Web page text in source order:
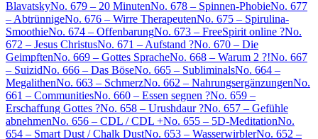
BlavatskyNo. 679 – 20 MinutenNo. 678 – Spinnen-PhobieNo. 677
– AbtrünnigeNo. 676 – Wirre TherapeutenNo. 675 – Spirulina-
SmoothieNo. 674 – OffenbarungNo. 673 – FreeSpirit online ?No.
672 – Jesus ChristusNo. 671 – Aufstand ?No. 670 – Die
GeimpftenNo. 669 – Gottes SpracheNo. 668 – Warum 2 ?!No. 667
– SuizidNo. 666 – Das BöseNo. 665 – SubliminalsNo. 664 –
MegalithenNo. 663 – SchmerzNo. 662 – NahrungsergänzungenNo.
661 – CommunitiesNo. 660 – Essen segnen ?No. 659 –
Erschaffung Gottes ?No. 658 – Urushdaur ?No. 657 – Gefühle
abnehmenNo. 656 – CDL / CDL +No. 655 – 5D-MeditationNo.
654 – Smart Dust / Chalk DustNo. 653 – WasserwirblerNo. 652 –